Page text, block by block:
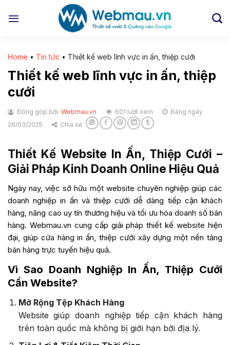
đến
Home • Tin tức • Thiết kế web lĩnh vực in ấn, thiệp cưới
Thiết kế web lĩnh vực in ấn, thiệp
cưới
Đóng góp bởi: Webmau.vn 601 lượt xem
Đăng ngày
26/03/2025
Chia sẻ:
Thiết Kế Website In Ấn, Thiệp Cưới –
Giải Pháp Kinh Doanh Online Hiệu Quả
Ngày nay, việc sở hữu một website chuyên nghiệp giúp các
doanh nghiệp in ấn và thiệp cưới dễ dàng tiếp cận khách
hàng, nâng cao uy tín thương hiệu và tối ưu hóa doanh số bán
hàng. Webmau.vn cung cấp giải pháp thiết kế website hiện
đại, giúp cửa hàng in ấn, thiệp cưới xây dựng một nền tảng
bán hàng trực tuyến hiệu quả.
Vì Sao Doanh Nghiệp In Ấn, Thiệp Cưới
Cần Website?
Mở Rộng Tệp Khách Hàng
Website giúp doanh nghiệp tiếp cận khách hàng
trên toàn quốc mà không bị giới hạn bởi địa lý.